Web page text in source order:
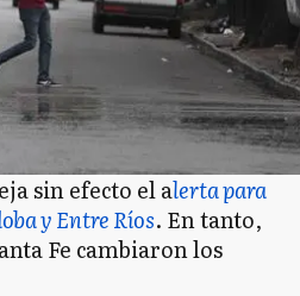
sin efecto el alerta para
y Entre Ríos. En tanto,
Fe cambiaron los